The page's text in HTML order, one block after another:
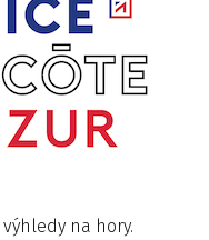
na hory.